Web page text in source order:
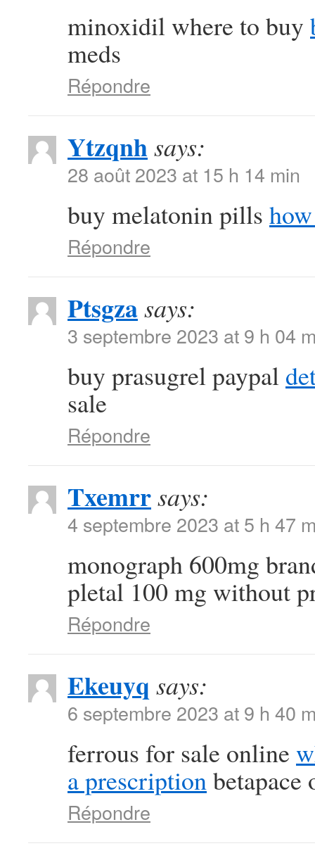
minoxidil where to buy
meds
Répondre
Ytzqnhsays:
28 août 2023 at 15 h 14 min
buy melatonin pills
Répondre
Ptsgzasays:
3 septembre 2023 at 9 h 04
buy prasugrel paypal
sale
Répondre
Txemrrsays:
4 septembre 2023 at 5 h 47
monograph 600mg
pletal 100 mg without
Répondre
Ekeuyq says:
6 septembre 2023 at 9 h 40
ferrous for sale online
a prescriptionbetapace
Répondre